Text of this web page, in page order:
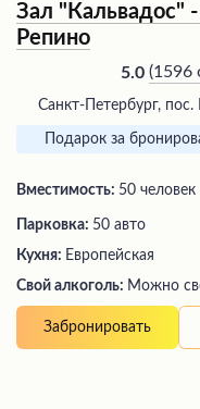
Зал "Кальвадос"
Репино
5.0 (1596
Санкт-Петербург, пос.
Подарок за
Вместимость: 50 человек
Парковка: 50 авто
Кухня: Европейская
Свой алкоголь: Можно
Забронировать